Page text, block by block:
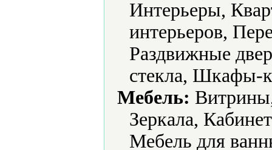
Интерьеры,
интерьеров,
Раздвижные
стекла, Шкафы-
Мебель:
Зеркала,
Мебель для